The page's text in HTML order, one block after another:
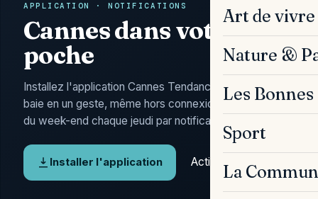
Art de vivre
Nature &
Les
Sport
La
APPLICATION · NOTIFICATIONS
Cannes dans votre
poche
Installez l'application Cannes Tendances : l'actu de la
baie en un geste, même hors connexion, et l'Agenda
du week-end chaque jeudi par notification.
Installer l'application Activer les alertes